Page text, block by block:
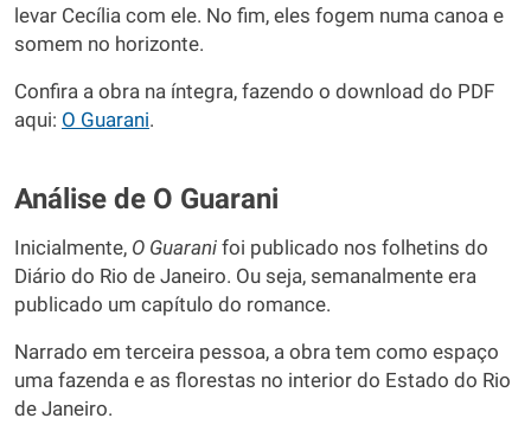
levar Cecília com ele. No fim, eles fogem numa canoa e
somem no horizonte.
Confira a obra na íntegra, fazendo o download do PDF
aqui: O Guarani.
Análise de O Guarani
Inicialmente, O Guarani foi publicado nos folhetins do
Diário do Rio de Janeiro. Ou seja, semanalmente era
publicado um capítulo do romance.
Narrado em terceira pessoa, a obra tem como espaço
uma fazenda e as florestas no interior do Estado do Rio
de Janeiro.